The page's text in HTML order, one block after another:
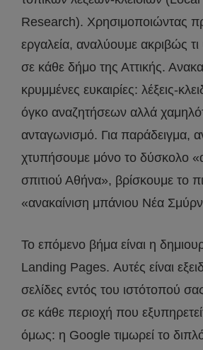
Research). Χρησιμοποιώντας
εργαλεία, αναλύουμε ακριβώς τι
σε κάθε δήμο της Αττικής.
κρυμμένες ευκαιρίες: λέξεις-
όγκο αναζητήσεων αλλά
ανταγωνισμό. Για παράδειγμα,
χτυπήσουμε μόνο το δύσκολο
σπιτιού Αθήνα», βρίσκουμε το
«ανακαίνιση μπάνιου Νέα
Το επόμενο βήμα είναι η
Landing Pages. Αυτές είναι
σελίδες εντός του ιστότοπού
σε κάθε περιοχή που
όμως: η Google τιμωρεί το